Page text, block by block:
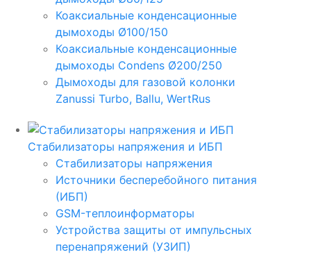
Коаксиальные конденсационные
дымоходы Ø100/150
Коаксиальные конденсационные
дымоходы Condens Ø200/250
Дымоходы для газовой колонки
Zanussi Turbo, Ballu, WertRus
Стабилизаторы напряжения и ИБП
Стабилизаторы напряжения
Источники бесперебойного питания
(ИБП)
GSM-теплоинформаторы
Устройства защиты от импульсных
перенапряжений (УЗИП)